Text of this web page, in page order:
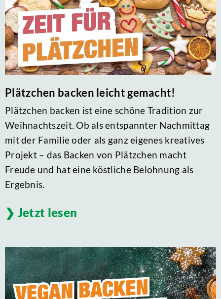
Plätzchen backen leicht gemacht!
Plätzchen backen ist eine schöne Tradition zur
Weihnachtszeit. Ob als entspannter Nachmittag
mit der Familie oder als ganz eigenes kreatives
Projekt – das Backen von Plätzchen macht
Freude und hat eine köstliche Belohnung als
Ergebnis.
Jetzt lesen